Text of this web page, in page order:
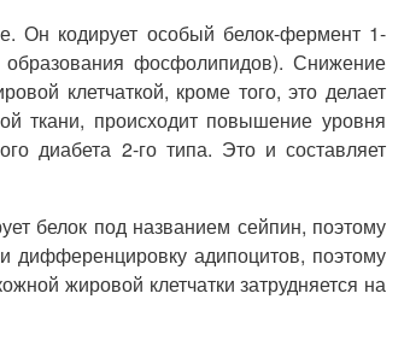
Он кодирует особый белок-фермент 1-
фосфолипидов). Снижение
клетчаткой, кроме того, это делает
ткани, происходит повышение уровня
диабета 2-го типа. Это и составляет
белок под названием сейпин, поэтому
дифференцировку адипоцитов, поэтому
жировой клетчатки затрудняется на